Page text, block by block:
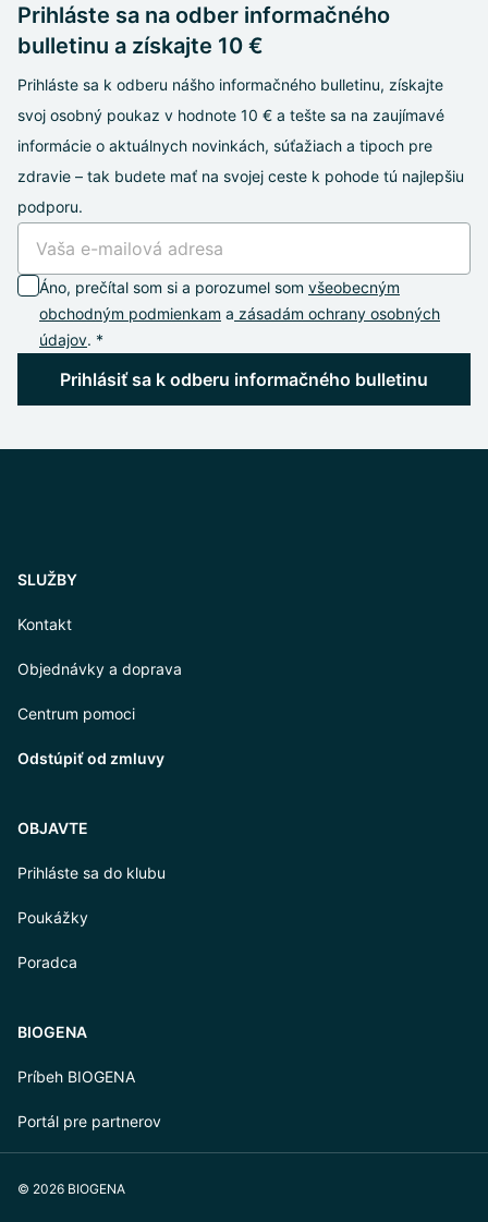
Prihláste sa na odber informačného
bulletinu a získajte 10 €
Prihláste sa k odberu nášho informačného bulletinu, získajte
svoj osobný poukaz v hodnote 10 € a tešte sa na zaujímavé
informácie o aktuálnych novinkách, súťažiach a tipoch pre
zdravie – tak budete mať na svojej ceste k pohode tú najlepšiu
podporu.
Áno, prečítal som si a porozumel som všeobecným
obchodným podmienkam a zásadám ochrany osobných
údajov. *
Prihlásiť sa k odberu informačného bulletinu
SLUŽBY
Kontakt
Objednávky a doprava
Centrum pomoci
Odstúpiť od zmluvy
OBJAVTE
Prihláste sa do klubu
Poukážky
Poradca
BIOGENA
Príbeh BIOGENA
Portál pre partnerov
© 2026 BIOGENA